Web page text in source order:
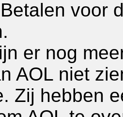
voor
er nog
AOL niet
Zij hebben